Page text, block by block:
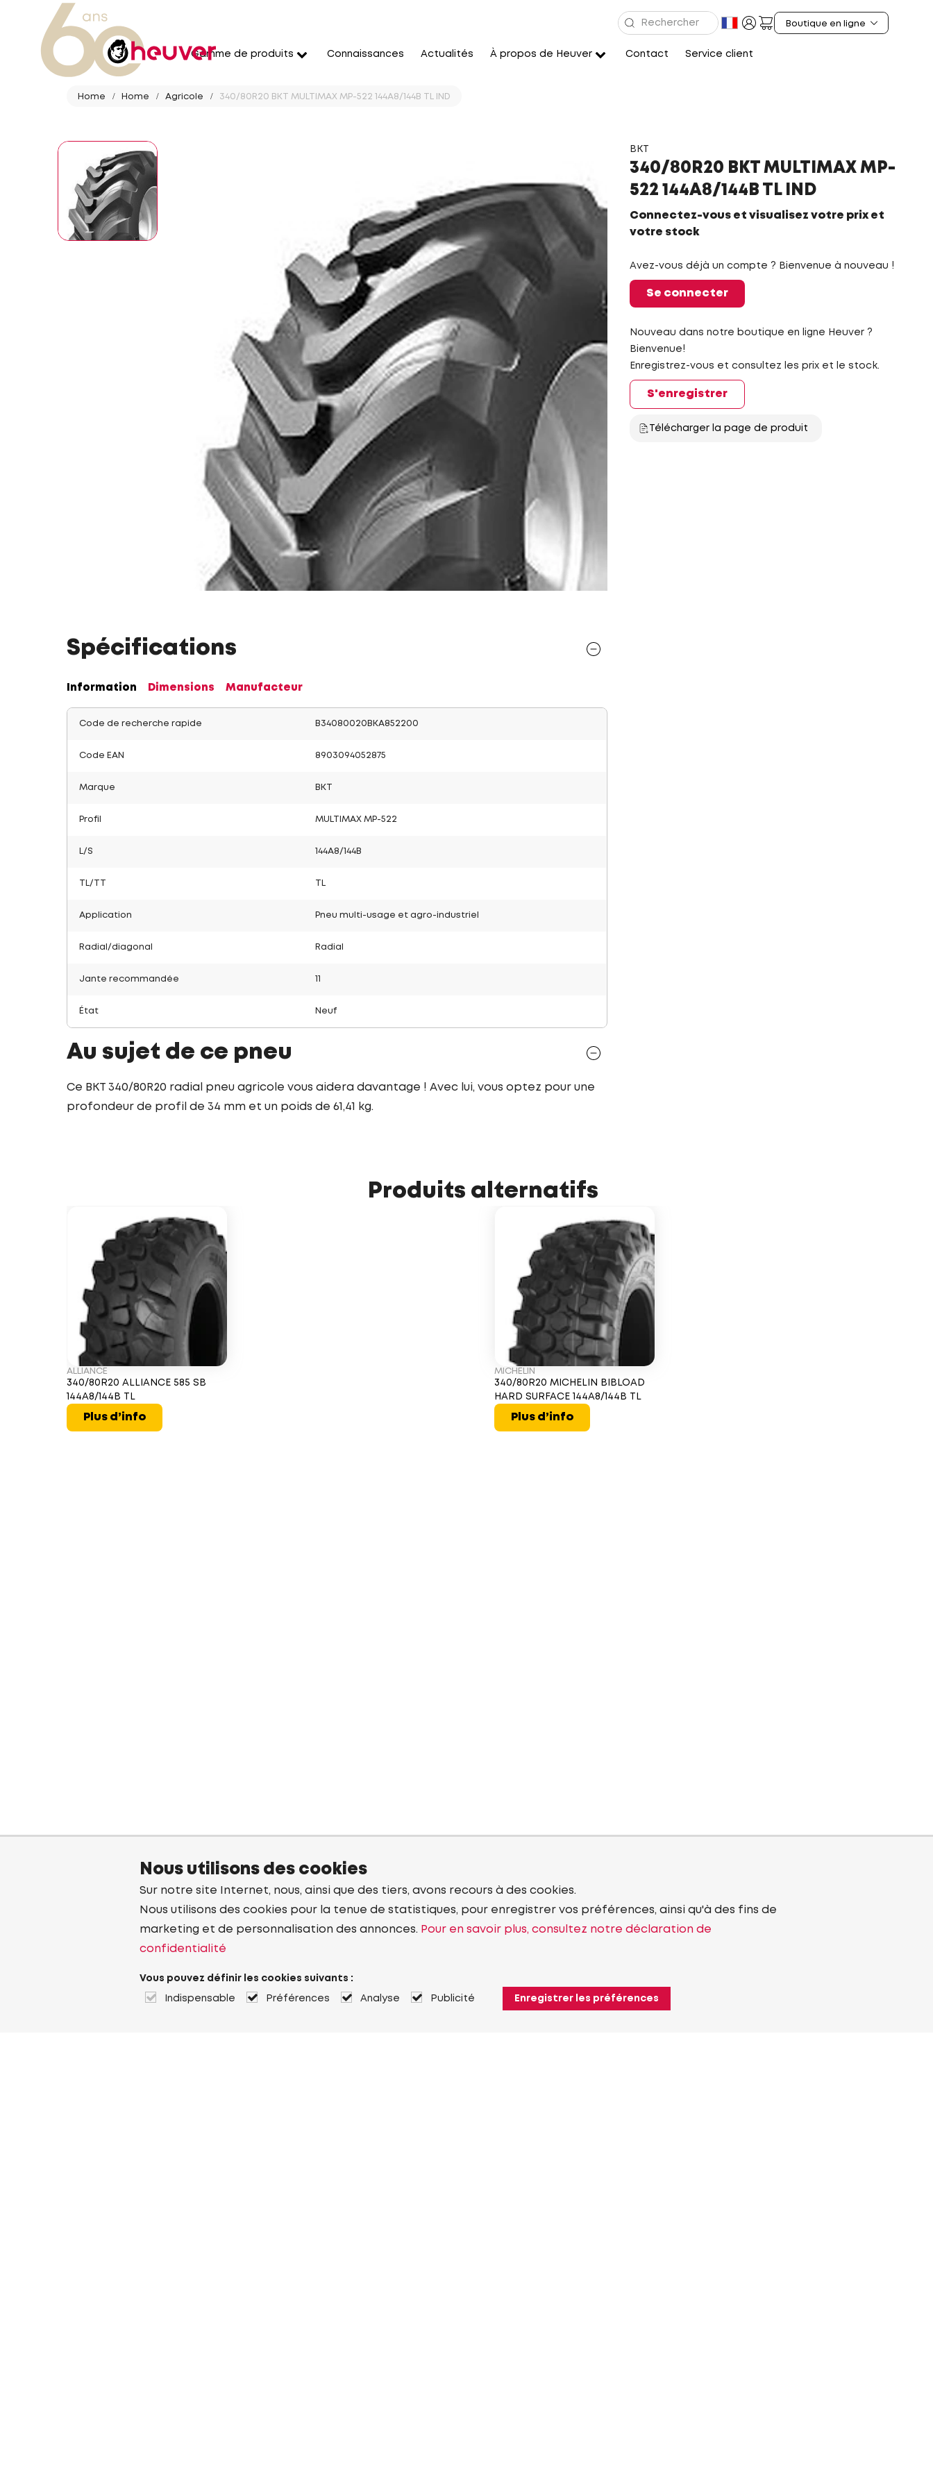
Gamme de produits Connaissances Actualités À propos de Heuver Contact Service client
Home Home Agricole 340/80R20 BKT MULTIMAX MP-522 144A8/144B TL IND
BKT
340/80R20 BKT MULTIMAX MP-
522 144A8/144B TL IND
Connectez-vous et visualisez votre prix et
votre stock
Avez-vous déjà un compte ? Bienvenue à nouveau !
Se connecter
Nouveau dans notre boutique en ligne Heuver ?
Bienvenue!
Enregistrez-vous et consultez les prix et le stock.
S'enregistrer
Télécharger la page de produit
Spécifications
Information Dimensions Manufacteur
Code de recherche rapide B34080020BKA852200
Code EAN 8903094052875
Marque BKT
Profil MULTIMAX MP-522
L/S 144A8/144B
TL/TT
Application Pneu multi-usage et agro-industriel
Radial/diagonal Radial
Jante recommandée
État Neuf
Au sujet de ce pneu
Ce BKT 340/80R20 radial pneu agricole vous aidera davantage ! Avec lui, vous optez pour une
profondeur de profil de 34 mm et un poids de 61,41 kg.
Produits alternatifs
ALLIANCE
340/80R20 ALLIANCE 585 SB
144A8/144B TL
Plus d’info
MICHELIN
340/80R20 MICHELIN BIBLOAD
HARD SURFACE 144A8/144B TL
Plus d’info
Nous utilisons des cookies
Sur notre site Internet, nous, ainsi que des tiers, avons recours à des cookies.
Nous utilisons des cookies pour la tenue de statistiques, pour enregistrer vos préférences, ainsi qu'à des fins de
marketing et de personnalisation des annonces. Pour en savoir plus, consultez notre déclaration de
confidentialité
Vous pouvez définir les cookies suivants :
Indispensable Préférences Analyse Publicité Enregistrer les préférences